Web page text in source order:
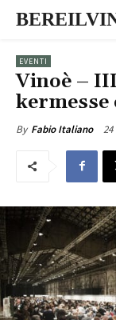
EVENTI
Vinoè –
kermesse
By Fabio Italiano 24